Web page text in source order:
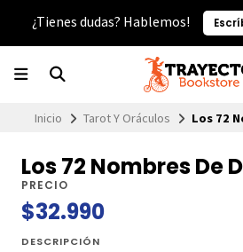
¿Tienes dudas? Hablemos!
Inicio Tarot Y Oráculos Los 72
Los 72 Nombres De
PRECIO
$32.990
DESCRIPCIÓN